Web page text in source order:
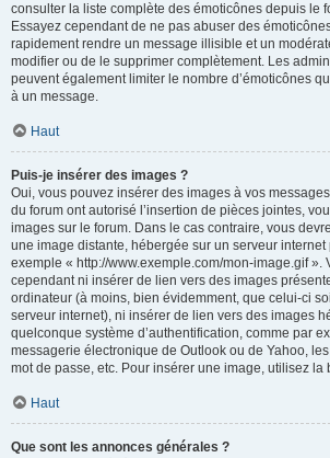
consulter la liste complète des émoticônes depuis le
Essayez cependant de ne pas abuser des
rapidement rendre un message illisible et un
modifier ou de le supprimer complètement. Les
peuvent également limiter le nombre d’émoticônes
à un message.
Haut
Puis-je insérer des images ?
Oui, vous pouvez insérer des images à vos
du forum ont autorisé l’insertion de pièces jointes,
images sur le forum. Dans le cas contraire, vous
une image distante, hébergée sur un serveur
exemple « http://www.exemple.com/mon-image.gif ».
cependant ni insérer de lien vers des images
ordinateur (à moins, bien évidemment, que celui-ci
serveur internet), ni insérer de lien vers des images
quelconque système d’authentification, comme par
messagerie électronique de Outlook ou de Yahoo,
mot de passe, etc. Pour insérer une image, utilisez la
Haut
Que sont les annonces générales ?